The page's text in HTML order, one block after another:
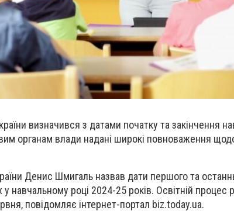
визначився з датами початку та закінчення
органам влади надані широкі повноваження щодо
Денис Шмигаль назвав дати першого та
у навчальному році 2024-25 років. Освітній процес
повідомляє інтернет-портал biz.today.ua.